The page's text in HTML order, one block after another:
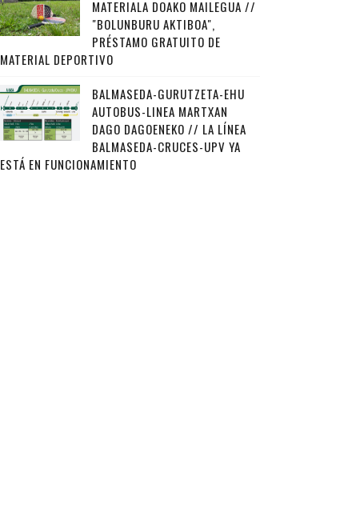
MATERIALA DOAKO MAILEGUA //
"BOLUNBURU AKTIBOA",
PRÉSTAMO GRATUITO DE
MATERIAL DEPORTIVO
BALMASEDA-GURUTZETA-EHU
AUTOBUS-LINEA MARTXAN
DAGO DAGOENEKO // LA LÍNEA
BALMASEDA-CRUCES-UPV YA
ESTÁ EN FUNCIONAMIENTO